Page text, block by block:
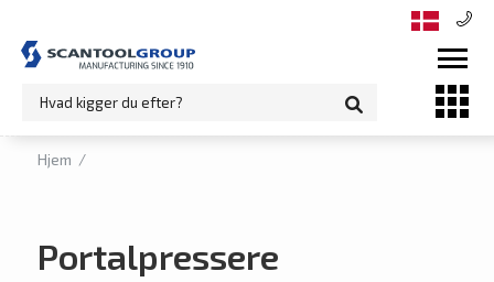
Hjem /
Portalpressere